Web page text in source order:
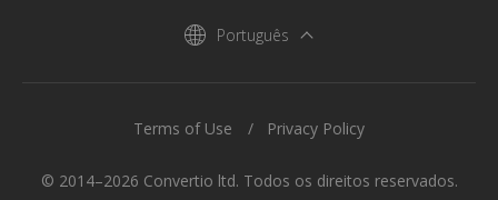
Português
© 2014–2026 Convertio ltd. Todos os direitos reservados.
Terms of Use Privacy Policy